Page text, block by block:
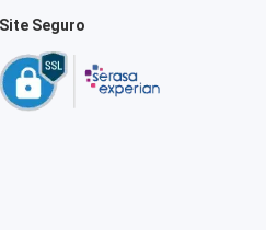
Site Seguro